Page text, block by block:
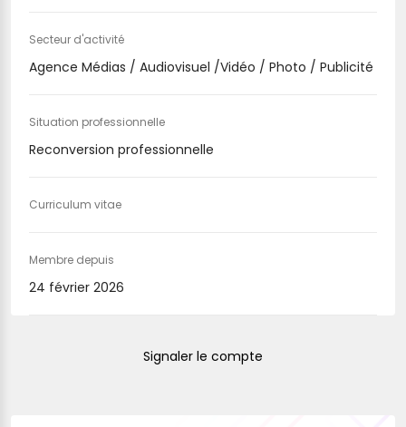
Secteur d'activité
Agence Médias / Audiovisuel /Vidéo / Photo / Publicité
Situation professionnelle
Reconversion professionnelle
Curriculum vitae
Membre depuis
24 février 2026
Signaler le compte